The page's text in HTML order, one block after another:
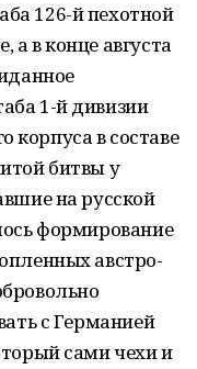
126-й пехотной
в конце августа
1-й дивизии
корпуса в составе
битвы у
на русской
формирование
австро-
с Германией
сами чехи и